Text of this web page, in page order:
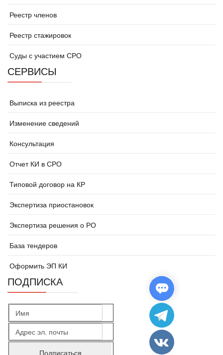
Реестр членов
Реестр стажировок
Суды с участием СРО
СЕРВИСЫ
Выписка из реестра
Изменение сведений
Консультация
Отчет КИ в СРО
Типовой договор на КР
Экспертиза приостановок
Экспертиза решения о РО
База тендеров
Оформить ЭП КИ
ПОДПИСКА